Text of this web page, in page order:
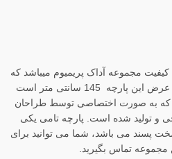
مجموعه آداک پریمیوم میباشد که
دارای 17 رنگ مختلف می باشد. عرض این پارچه 145 سانتی متر است
به صورت اختصاصی توسط طراحان
و تولید شده است. پارچه تامی یکی
پسند می باشد، شما می توانید برای
مجموعه تماس بگیرید.